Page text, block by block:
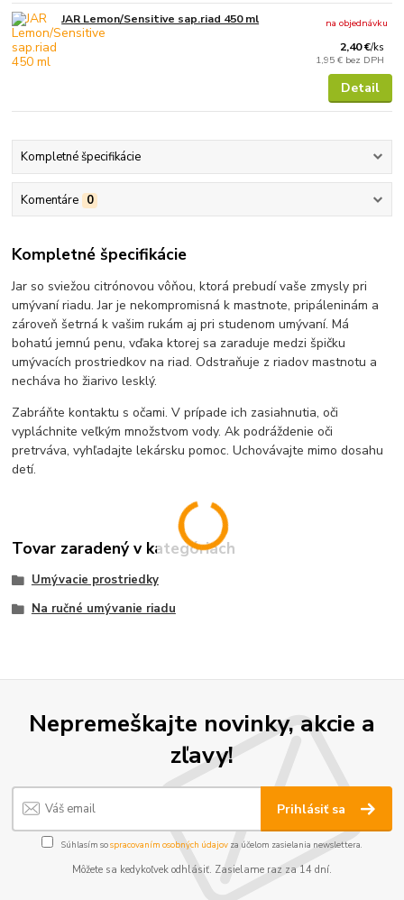
JAR Lemon/Sensitive sap.riad 450 ml
2,40 €/ks
1,95 € bez DPH
na objednávku
Detail
Kompletné špecifikácie
Komentáre 0
Kompletné špecifikácie
Jar so sviežou citrónovou vôňou, ktorá prebudí vaše zmysly pri
umývaní riadu. Jar je nekompromisná k mastnote, pripáleninám a
zároveň šetrná k vašim rukám aj pri studenom umývaní. Má
bohatú jemnú penu, vďaka ktorej sa zaraduje medzi špičku
umývacích prostriedkov na riad. Odstraňuje z riadov mastnotu a
necháva ho žiarivo lesklý.
Zabráňte kontaktu s očami. V prípade ich zasiahnutia, oči
vypláchnite veľkým množstvom vody. Ak podráždenie oči
pretrváva, vyhľadajte lekársku pomoc. Uchovávajte mimo dosahu
detí.
Tovar zaradený v kategóriách
Umývacie prostriedky
Na ručné umývanie riadu
Nepremeškajte novinky, akcie a
zľavy!
Prihlásiť sa
Súhlasím sospracovaním osobných údajov za účelom zasielania newslettera.
Môžete sa kedykoľvek odhlásiť. Zasielame raz za 14 dní.